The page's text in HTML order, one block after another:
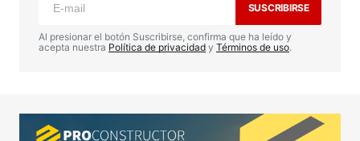
Comentario*
Your Name*
SUSCRIBIRSE
Al presionar el botón Suscribirse, confirma que ha leído y
acepta nuestra Política de privacidad y Términos de uso.